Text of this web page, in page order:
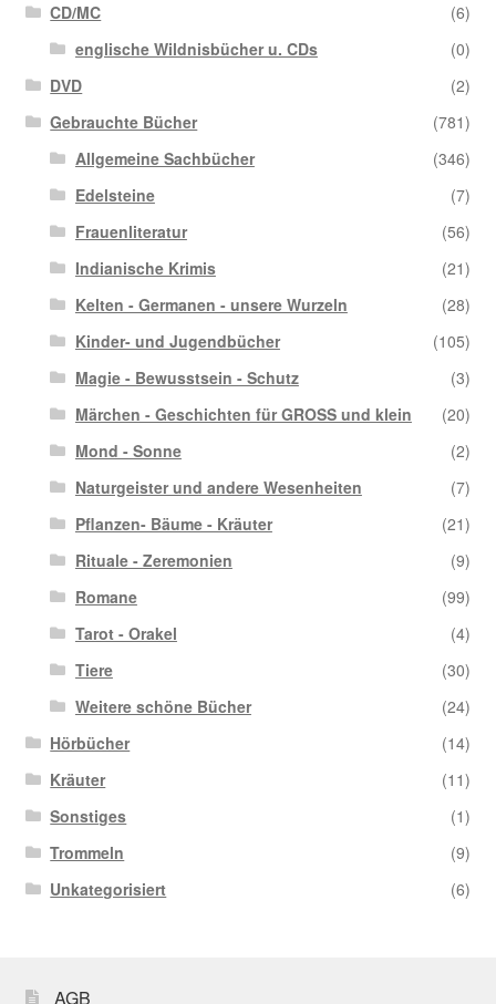
CD/MC
(6)
englische Wildnisbücher u. CDs
(0)
DVD
(2)
Gebrauchte Bücher
(781)
Allgemeine Sachbücher
(346)
Edelsteine
(7)
Frauenliteratur
(56)
Indianische Krimis
(21)
Kelten - Germanen - unsere Wurzeln
(28)
Kinder- und Jugendbücher
(105)
Magie - Bewusstsein - Schutz
(3)
Märchen - Geschichten für GROSS und klein
(20)
Mond - Sonne
(2)
Naturgeister und andere Wesenheiten
(7)
Pflanzen- Bäume - Kräuter
(21)
Rituale - Zeremonien
(9)
Romane
(99)
Tarot - Orakel
(4)
Tiere
(30)
Weitere schöne Bücher
(24)
Hörbücher
(14)
Kräuter
(11)
Sonstiges
(1)
Trommeln
(9)
Unkategorisiert
(6)
AGB